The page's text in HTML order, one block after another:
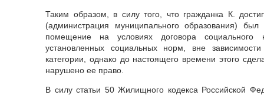
Таким образом, в силу того, что гражданка К.
(администрация муниципального образования)
помещение на условиях договора
установленных социальных норм, вне
категории, однако до настоящего времени этого
нарушено ее право.
В силу статьи 50 Жилищного кодекса Российской